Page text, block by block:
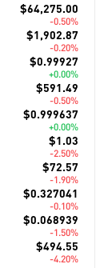
$64,275.00
-0.50%
$1,902.87
-0.20%
$0.99927
+0.00%
$591.49
-0.50%
$0.999637
+0.00%
$1.03
-2.50%
$72.57
-1.90%
$0.327041
-0.10%
$0.068939
-1.50%
$494.55
-4.20%